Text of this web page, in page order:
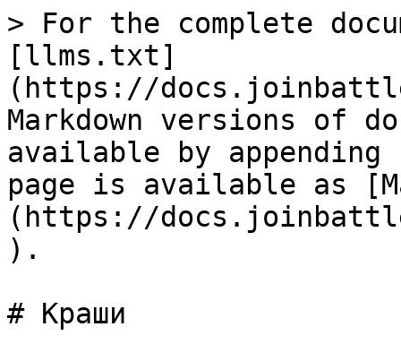
> For the complete
[llms.txt]
(https://
Markdown versions of
available by
page is available as
(https://
).
# Краши